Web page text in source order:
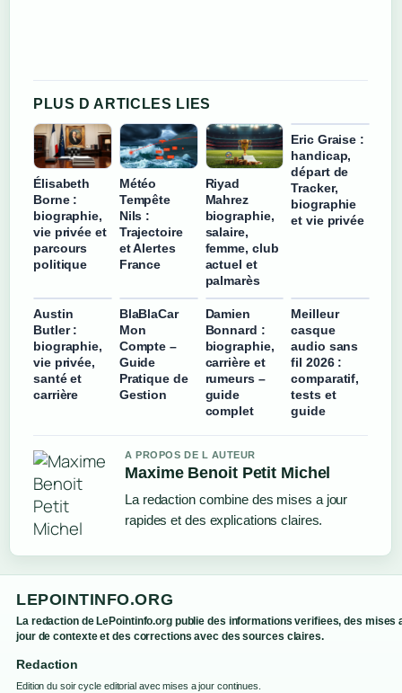
PLUS D ARTICLES LIES
Élisabeth
Borne :
biographie,
vie privée et
parcours
politique
Météo
Tempête
Nils :
Trajectoire
et Alertes
France
Riyad
Mahrez
biographie,
salaire,
femme, club
actuel et
palmarès
Eric Graise :
handicap,
départ de
Tracker,
biographie
et vie privée
Austin
Butler :
biographie,
vie privée,
santé et
carrière
BlaBlaCar
Mon
Compte –
Guide
Pratique de
Gestion
Damien
Bonnard :
biographie,
carrière et
rumeurs –
guide
complet
Meilleur
casque
audio sans
fil 2026 :
comparatif,
tests et
guide
A PROPOS DE L AUTEUR
Maxime Benoit Petit Michel
La redaction combine des mises a jour
rapides et des explications claires.
LEPOINTINFO.ORG
La redaction de LePointinfo.org publie des informations verifiees, des mises
jour de contexte et des corrections avec des sources claires.
Redaction
Edition du soir cycle editorial avec mises a jour continues.